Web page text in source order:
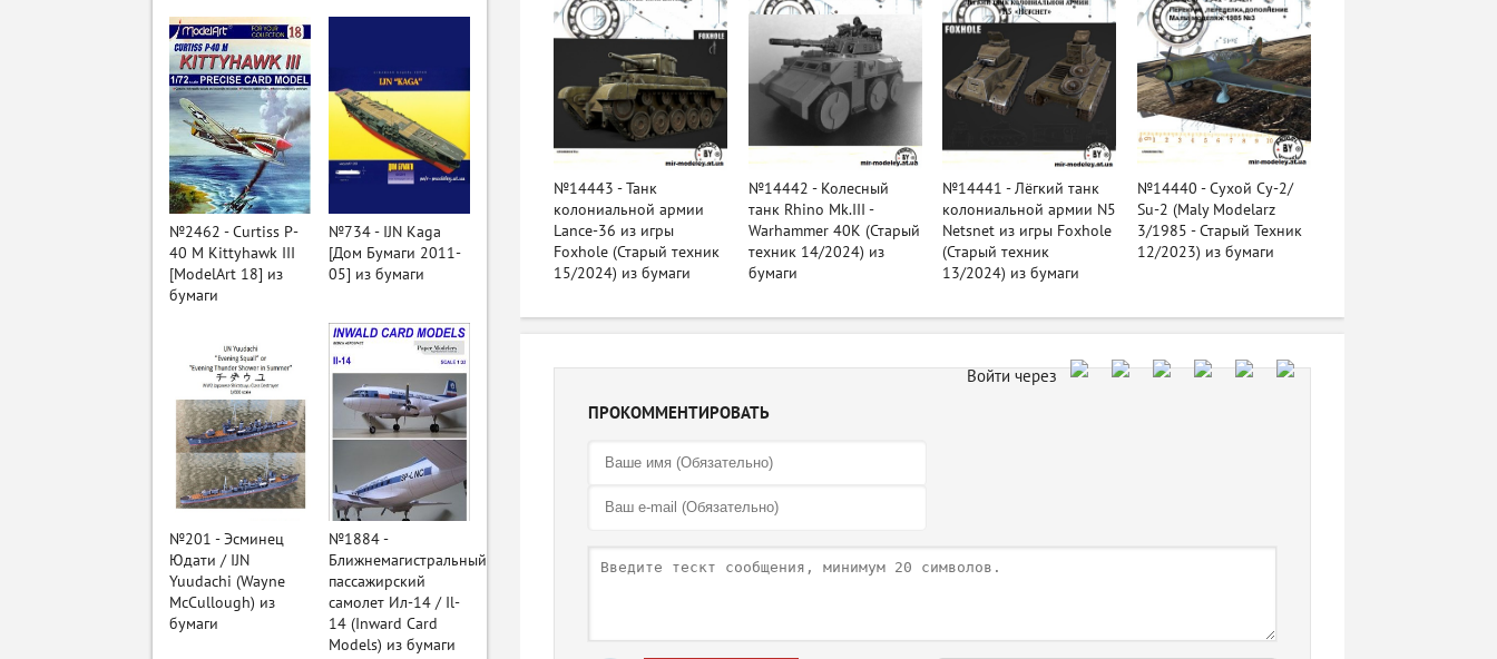
№14443 - Танк
колониальной армии
Lance-36 из игры
Foxhole (Старый техник
15/2024) из бумаги
№14442 - Колесный
танк Rhino Mk.III -
Warhammer 40K (Старый
техник 14/2024) из
бумаги
№14441 - Лёгкий танк
колониальной армии N5
Netsnet из игры Foxhole
(Старый техник
13/2024) из бумаги
№14440 - Сухой Су-2/
Su-2 (Maly Modelarz
3/1985 - Старый Техник
12/2023) из бумаги
ПРОКОММЕНТИРОВАТЬ
№2462 - Curtiss P-
40 M Kittyhawk III
[ModelArt 18] из
бумаги
№734 - IJN Kaga
[Дом Бумаги 2011-
05] из бумаги
№201 - Эсминец
Юдати / IJN
Yuudachi (Wayne
McCullough) из
бумаги
№1884 -
Ближнемагистральный
пассажирский
самолет Ил-14 / Il-
14 (Inward Card
Models) из бумаги